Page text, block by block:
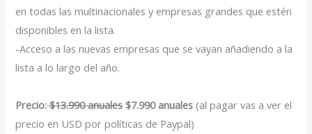
en todas las multinacionales y empresas grandes que estén
disponibles en la lista.
-Acceso a las nuevas empresas que se vayan añadiendo a la
lista a lo largo del año.
Precio:$13.990 anuales$7.990 anuales (al pagar vas a ver el
precio en USD por políticas de Paypal)